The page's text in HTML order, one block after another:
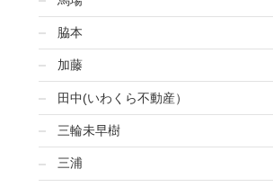
脇本
加藤
田中(いわくら不動産）
三輪未早樹
三浦